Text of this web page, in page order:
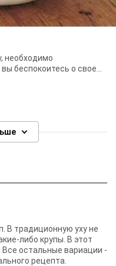
необходимо
беспокоитесь о своем
Она ...
В традиционную уху не
либо крупы. В этот
остальные вариации -
рецепта.